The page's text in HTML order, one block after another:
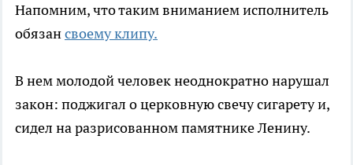
Напомним, что таким вниманием исполнитель
обязансвоему клипу.
В нем молодой человек неоднократно нарушал
закон: поджигал о церковную свечу сигарету и,
сидел на разрисованном памятнике Ленину.